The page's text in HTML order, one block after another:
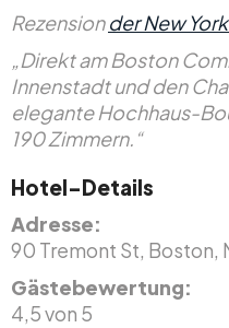
Rezensionder New
„Direkt am Boston
Innenstadt und den
elegante Hochhaus-
190 Zimmern.“
Hotel-Details
Adresse:
90 Tremont St, Boston,
Gästebewertung:
4,5 von 5